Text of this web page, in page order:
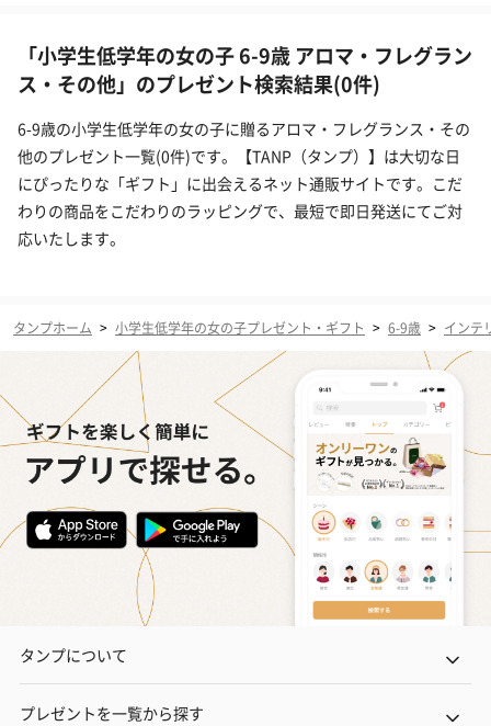
「小学生低学年の女の子 6-9歳 アロマ・フレグラン
ス・その他」のプレゼント検索結果(0件)
6-9歳の小学生低学年の女の子に贈るアロマ・フレグランス・その
他のプレゼント一覧(0件)です。【TANP（タンプ）】は大切な日
にぴったりな「ギフト」に出会えるネット通販サイトです。こだ
わりの商品をこだわりのラッピングで、最短で即日発送にてご対
応いたします。
タンプホーム > 小学生低学年の女の子プレゼント・ギフト > 6-9歳 > インテ
タンプについて
プレゼントを一覧から探す